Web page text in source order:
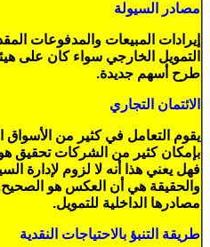
مصادر السيولة
إيرادات المبيعات والمدفوعات
التمويل الخارجي سواء كان على
طرح أسهم جديدة.
الائتمان التجاري
يقوم التعامل في كثير من الأسواق
بإمكان كثير من الشركات تحقيق
فهل يعني هذا أنه لا لزوم لإدارة
والحقيقة هي أن العكس هو الصحيح.
مصادرها الداخلية للتمويل.
طريقة التنبؤ بالاحتياجات النقدية